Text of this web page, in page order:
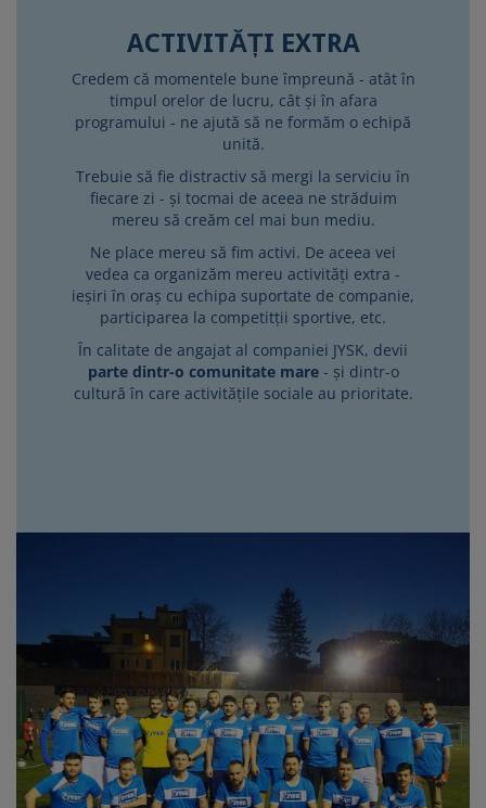
ACTIVITĂȚI EXTRA
Credem că momentele bune împreună - atât în
timpul orelor de lucru, cât și în afara
programului - ne ajută să ne formăm o echipă
unită.
Trebuie să fie distractiv să mergi la serviciu în
fiecare zi - și tocmai de aceea ne străduim
mereu să creăm cel mai bun mediu.
Ne place mereu să fim activi. De aceea vei
vedea ca organizăm mereu activități extra -
ieșiri în oraș cu echipa suportate de companie,
participarea la competitții sportive, etc.
În calitate de angajat al companiei JYSK, devii
parte dintr-o comunitate mare- și dintr-o
cultură în care activitățile sociale au prioritate.